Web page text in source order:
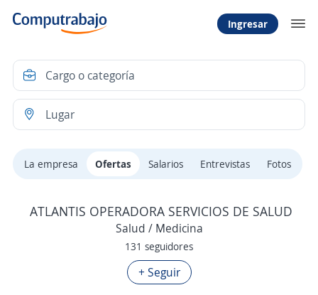
Ingresar
La empresa Ofertas Salarios Entrevistas Fotos
ATLANTIS OPERADORA SERVICIOS DE SALUD
Salud / Medicina
131 seguidores
+ Seguir